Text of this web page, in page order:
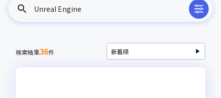
Unreal Engine
検索結果36件